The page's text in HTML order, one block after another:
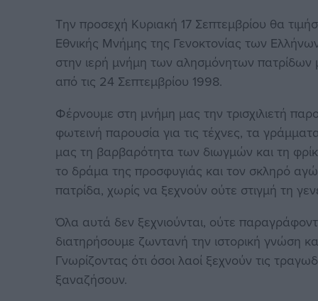
Την προσεχή Κυριακή 17 Σεπτεμβρίου θα
Εθνικής Μνήμης της Γενοκτονίας των
στην ιερή μνήμη των αλησμόνητων
από τις 24 Σεπτεμβρίου 1998.
Φέρνουμε στη μνήμη μας την τρισχιλιετή
φωτεινή παρουσία για τις τέχνες, τα
μας τη βαρβαρότητα των διωγμών και τη
το δράμα της προσφυγιάς και τον σκληρό
πατρίδα, χωρίς να ξεχνούν ούτε στιγμή τη
Όλα αυτά δεν ξεχνιούνται, ούτε
διατηρήσουμε ζωντανή την ιστορική γνώση
Γνωρίζοντας ότι όσοι λαοί ξεχνούν τις
ξαναζήσουν.